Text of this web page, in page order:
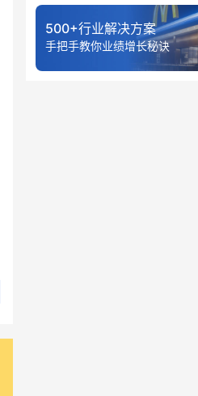
500+行业解决方案
手把手教你业绩增长秘诀